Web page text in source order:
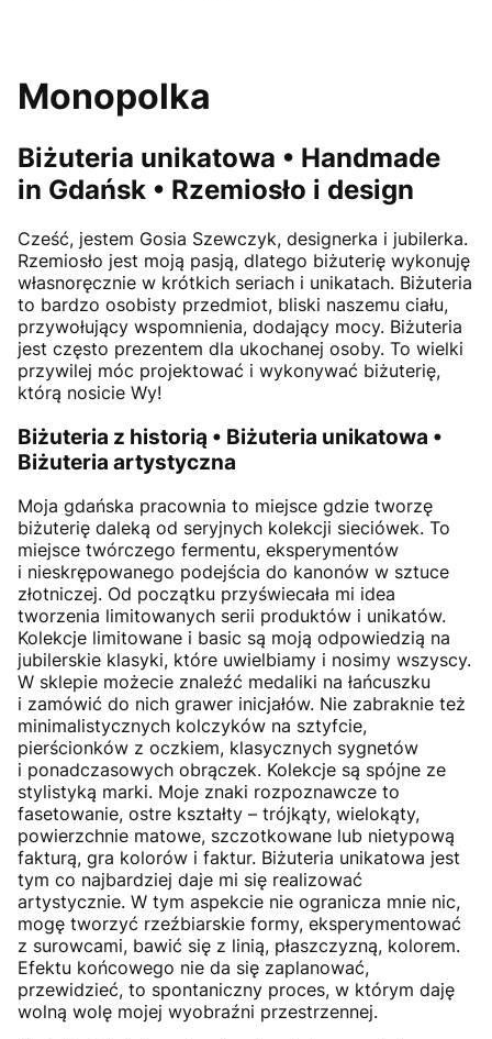
Monopolka
Biżuteria unikatowa • Handmade
in Gdańsk • Rzemiosło i design
Cześć, jestem Gosia Szewczyk, designerka i jubilerka.
Rzemiosło jest moją pasją, dlatego biżuterię wykonuję
własnoręcznie w krótkich seriach i unikatach. Biżuteria
to bardzo osobisty przedmiot, bliski naszemu ciału,
przywołujący wspomnienia, dodający mocy. Biżuteria
jest często prezentem dla ukochanej osoby. To wielki
przywilej móc projektować i wykonywać biżuterię,
którą nosicie Wy!
Biżuteria z historią • Biżuteria unikatowa •
Biżuteria artystyczna
Moja gdańska pracownia to miejsce gdzie tworzę
biżuterię daleką od seryjnych kolekcji sieciówek. To
miejsce twórczego fermentu, eksperymentów
i nieskrępowanego podejścia do kanonów w sztuce
złotniczej. Od początku przyświecała mi idea
tworzenia limitowanych serii produktów i unikatów.
Kolekcje limitowane i basic są moją odpowiedzią na
jubilerskie klasyki, które uwielbiamy i nosimy wszyscy.
W sklepie możecie znaleźć medaliki na łańcuszku
i zamówić do nich grawer inicjałów. Nie zabraknie też
minimalistycznych kolczyków na sztyfcie,
pierścionków z oczkiem, klasycznych sygnetów
i ponadczasowych obrączek. Kolekcje są spójne ze
stylistyką marki. Moje znaki rozpoznawcze to
fasetowanie, ostre kształty – trójkąty, wielokąty,
powierzchnie matowe, szczotkowane lub nietypową
fakturą, gra kolorów i faktur. Biżuteria unikatowa jest
tym co najbardziej daje mi się realizować
artystycznie. W tym aspekcie nie ogranicza mnie nic,
mogę tworzyć rzeźbiarskie formy, eksperymentować
z surowcami, bawić się z linią, płaszczyzną, kolorem.
Efektu końcowego nie da się zaplanować,
przewidzieć, to spontaniczny proces, w którym daję
wolną wolę mojej wyobraźni przestrzennej.